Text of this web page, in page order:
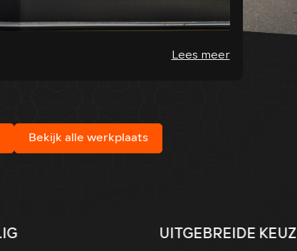
Lees meer
Bekijk alle werkplaats
UITGEBREIDE KEUZE AAN AUTO'S